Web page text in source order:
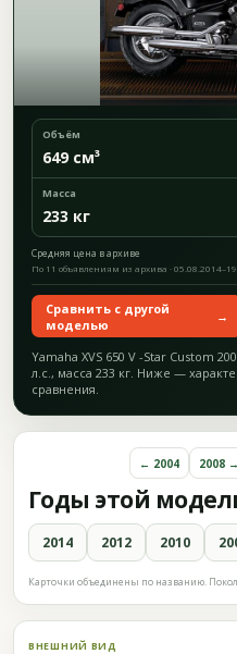
Объём
649 см³
Масса
233 кг
Средняя цена в архиве
По 11 объявлениям из архива ·
Сравнить с другой
моделью
→
Yamaha XVS 650 V -Star Custom
л.с., масса 233 кг. Ниже —
сравнения.
Годы этой
← 2004 2008 →
2014 2012 2010
Карточки объединены по названию.
ВНЕШНИЙ ВИД